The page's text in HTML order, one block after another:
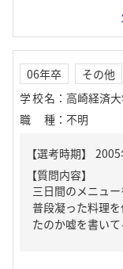
06年卒 その他
学校名 ： 高崎経済
職種 ： 不明
【質問内容】
三日間のメニュ
普段凝った料理
たのか嘘を書い